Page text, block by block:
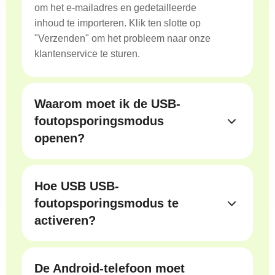
om het e-mailadres en gedetailleerde
inhoud te importeren. Klik ten slotte op
"Verzenden" om het probleem naar onze
klantenservice te sturen.
Waarom moet ik de USB-
foutopsporingsmodus
openen?
Android wordt geleverd. Met het openen
van de functie kunnen gebruikers
gegevens kopiëren en overbrengen
apps installeren op Android-telefoons,
loggegevens lezen, enz.
Hoe USB USB-
foutopsporingsmodus te
activeren?
op "Toepassing"> Klik op "Ontwikkeling">
De Android-telefoon moet